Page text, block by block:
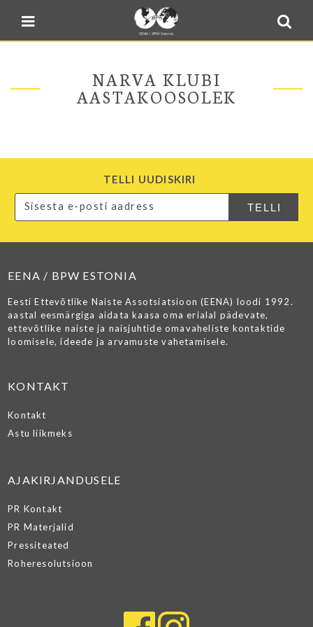
Sulge menüü
Blogi
E-pood
Minu BPW
NARVA KLUBI
AASTAKOOSOLEK
TELLI UUDISKIRI
EENA / BPW ESTONIA
Eesti Ettevõtlike Naiste Assotsiatsioon (EENA) loodi 1992.
aastal eesmärgiga aidata kaasa oma erialal pädevate,
ettevõtlike naiste ja naisjuhtide omavaheliste kontaktide
loomisele, ideede ja arvamuste vahetamisele.
KONTAKT
Kontakt
Astu liikmeks
AJAKIRJANDUSELE
PR Kontakt
PR Materjalid
Pressiteated
Roheresolutsioon